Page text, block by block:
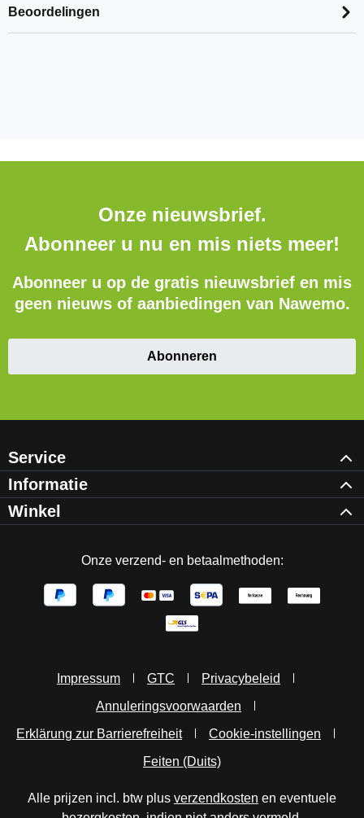
Beoordelingen
Onze nieuwsbrief.
Abonneer u nu en mis niets meer!
Abonneer u op de gratis nieuwsbrief en mis
geen nieuws of aanbiedingen van Nawemo.
Abonneren
Service
Informatie
Winkel
Onze verzend- en betaalmethoden:
Impressum GTC
Privacybeleid
Annuleringsvoorwaarden
Erklärung zur Barrierefreiheit
Cookie-instellingen
Feiten (Duits)
Alle prijzen incl. btw plus verzendkosten en eventuele